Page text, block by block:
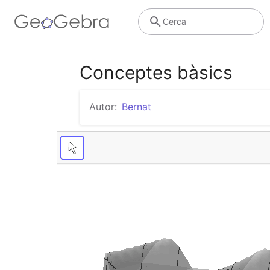
Cerca
Conceptes bàsics
Autor: Bernat